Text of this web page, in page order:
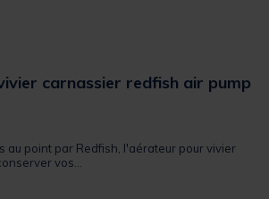
carnassier redfish air pump
5 Customer Rating
au point par Redfish, l'aérateur pour vivier
vos...